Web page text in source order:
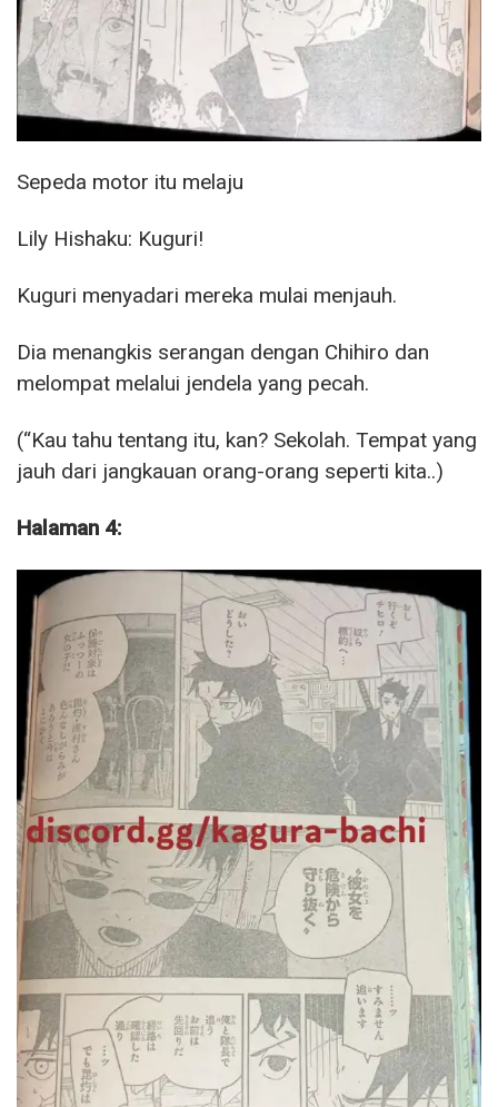
Sepeda motor itu melaju
Lily Hishaku: Kuguri!
Kuguri menyadari mereka mulai menjauh.
Dia menangkis serangan dengan Chihiro dan
melompat melalui jendela yang pecah.
(“Kau tahu tentang itu, kan? Sekolah. Tempat yang
jauh dari jangkauan orang-orang seperti kita..)
Halaman 4: